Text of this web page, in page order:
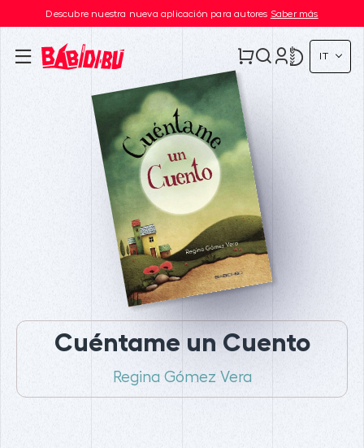
Descubre nuestra nueva aplicación para autores Saber más
IT
Cuéntame un Cuento
Regina Gómez Vera